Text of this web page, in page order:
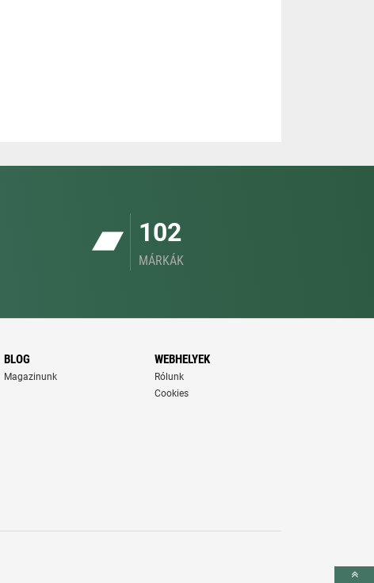
102
MÁRKÁK
BLOG
Magazinunk
WEBHELYEK
Rólunk
Cookies